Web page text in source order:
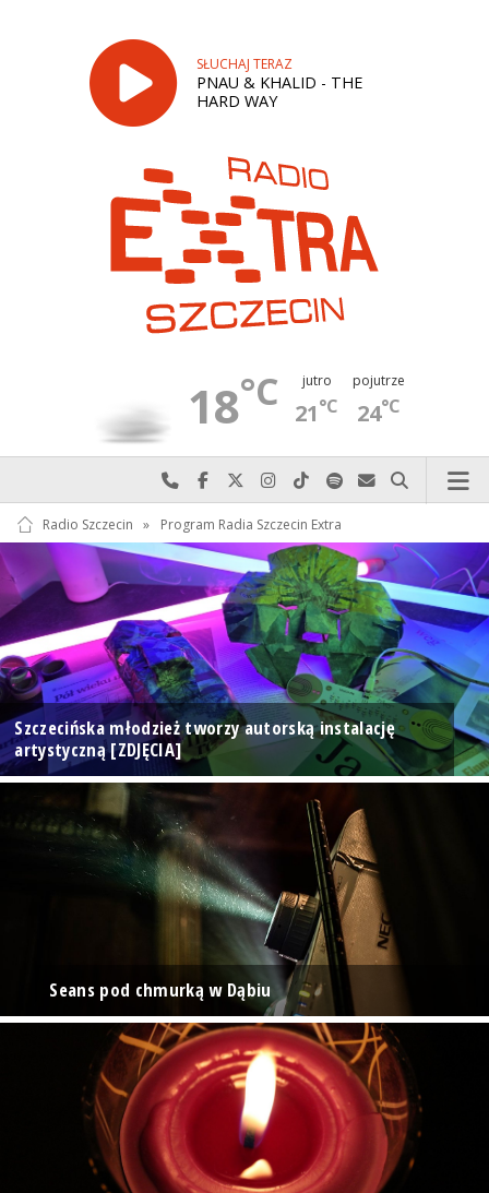
SŁUCHAJ TERAZ
PNAU & KHALID - THE
HARD WAY
18°C jutro
21°C
pojutrze
24°C
Najlepiej po prostu do nas zadzwoń
Odwiedź nas na Facebook-u
Odwiedź nas na X
Odwiedź nas na Instagram-ie
Odwiedź nas na TikTok-u
Szukaj nas na Spotify
Wyślij do nas
Szukaj
Radio Szczecin » Program Radia Szczecin Extra
Szczecińska młodzież tworzy autorską instalację
artystyczną [ZDJĘCIA]
Seans pod chmurką w Dąbiu